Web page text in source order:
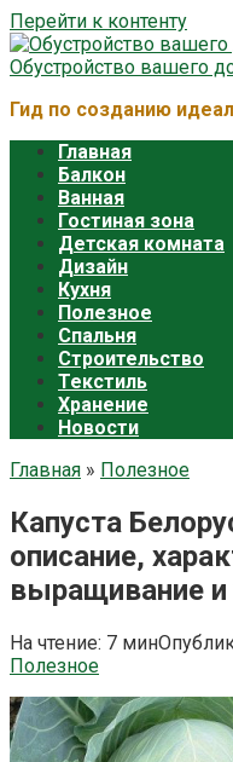
Перейти к контенту
Обустройство вашего
Гид по созданию
Главная
Балкон
Ванная
Гостиная зона
Детская комната
Дизайн
Кухня
Полезное
Спальня
Строительство
Текстиль
Хранение
Новости
Главная » Полезное
Капуста
описание,
выращивание
На чтение: 7 мин
Полезное